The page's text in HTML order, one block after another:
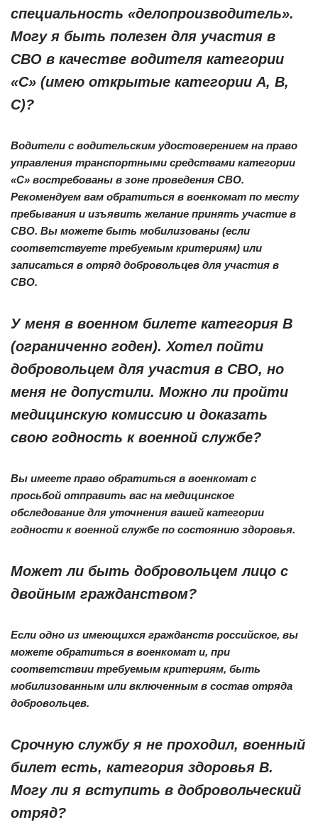
специальность «делопроизводитель».
Могу я быть полезен для участия в
СВО в качестве водителя категории
«С» (имею открытые категории А, В,
С)?
Водители с водительским удостоверением на право
управления транспортными средствами категории
«С» востребованы в зоне проведения СВО.
Рекомендуем вам обратиться в военкомат по месту
пребывания и изъявить желание принять участие в
СВО. Вы можете быть мобилизованы (если
соответствуете требуемым критериям) или
записаться в отряд добровольцев для участия в
СВО.
У меня в военном билете категория В
(ограниченно годен). Хотел пойти
добровольцем для участия в СВО, но
меня не допустили. Можно ли пройти
медицинскую комиссию и доказать
свою годность к военной службе?
Вы имеете право обратиться в военкомат с
просьбой отправить вас на медицинское
обследование для уточнения вашей категории
годности к военной службе по состоянию здоровья.
Может ли быть добровольцем лицо с
двойным гражданством?
Если одно из имеющихся гражданств российское, вы
можете обратиться в военкомат и, при
соответствии требуемым критериям, быть
мобилизованным или включенным в состав отряда
добровольцев.
Срочную службу я не проходил, военный
билет есть, категория здоровья В.
Могу ли я вступить в добровольческий
отряд?